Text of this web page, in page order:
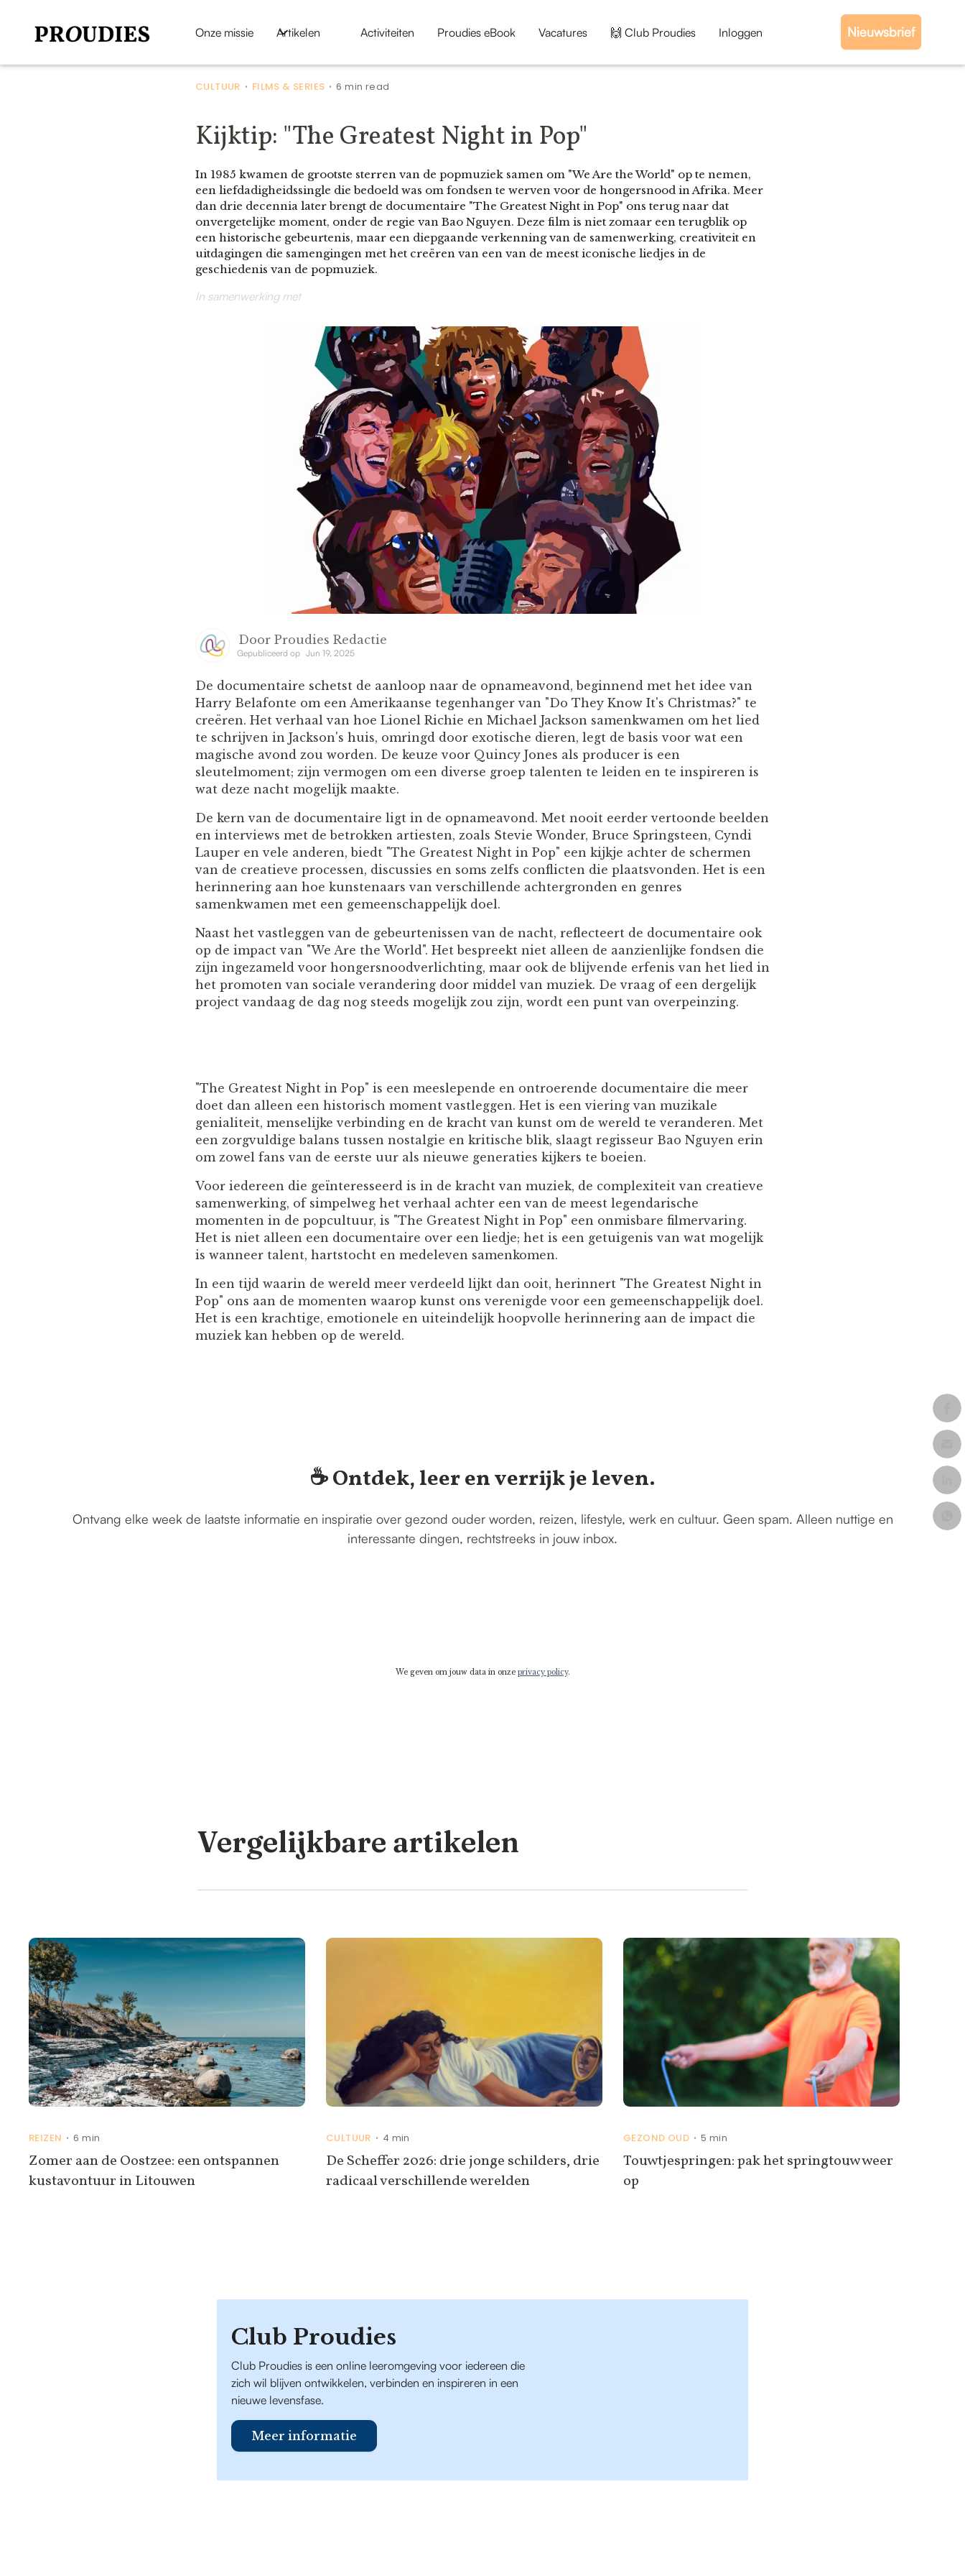
Onze missie Artikelen Activiteiten Proudies eBook Vacatures 🙌 Club Proudies Inloggen Nieuwsbrief
CULTUUR • FILMS & SERIES •6 min read
Kijktip: "The Greatest Night in Pop"
In 1985 kwamen de grootste sterren van de popmuziek samen om "We Are the World" op te nemen,
een liefdadigheidssingle die bedoeld was om fondsen te werven voor de hongersnood in Afrika. Meer
dan drie decennia later brengt de documentaire "The Greatest Night in Pop" ons terug naar dat
onvergetelijke moment, onder de regie van Bao Nguyen. Deze film is niet zomaar een terugblik op
een historische gebeurtenis, maar een diepgaande verkenning van de samenwerking, creativiteit en
uitdagingen die samengingen met het creëren van een van de meest iconische liedjes in de
geschiedenis van de popmuziek.
In samenwerking met
Door Proudies Redactie
Gepubliceerd op Jun 19, 2025
De documentaire schetst de aanloop naar de opnameavond, beginnend met het idee van
Harry Belafonte om een Amerikaanse tegenhanger van "Do They Know It's Christmas?" te
creëren. Het verhaal van hoe Lionel Richie en Michael Jackson samenkwamen om het lied
te schrijven in Jackson's huis, omringd door exotische dieren, legt de basis voor wat een
magische avond zou worden. De keuze voor Quincy Jones als producer is een
sleutelmoment; zijn vermogen om een diverse groep talenten te leiden en te inspireren is
wat deze nacht mogelijk maakte.
De kern van de documentaire ligt in de opnameavond. Met nooit eerder vertoonde beelden
en interviews met de betrokken artiesten, zoals Stevie Wonder, Bruce Springsteen, Cyndi
Lauper en vele anderen, biedt "The Greatest Night in Pop" een kijkje achter de schermen
van de creatieve processen, discussies en soms zelfs conflicten die plaatsvonden. Het is een
herinnering aan hoe kunstenaars van verschillende achtergronden en genres
samenkwamen met een gemeenschappelijk doel.
Naast het vastleggen van de gebeurtenissen van de nacht, reflecteert de documentaire ook
op de impact van "We Are the World". Het bespreekt niet alleen de aanzienlijke fondsen die
zijn ingezameld voor hongersnoodverlichting, maar ook de blijvende erfenis van het lied in
het promoten van sociale verandering door middel van muziek. De vraag of een dergelijk
project vandaag de dag nog steeds mogelijk zou zijn, wordt een punt van overpeinzing.
"The Greatest Night in Pop" is een meeslepende en ontroerende documentaire die meer
doet dan alleen een historisch moment vastleggen. Het is een viering van muzikale
genialiteit, menselijke verbinding en de kracht van kunst om de wereld te veranderen. Met
een zorgvuldige balans tussen nostalgie en kritische blik, slaagt regisseur Bao Nguyen erin
om zowel fans van de eerste uur als nieuwe generaties kijkers te boeien.
Voor iedereen die geïnteresseerd is in de kracht van muziek, de complexiteit van creatieve
samenwerking, of simpelweg het verhaal achter een van de meest legendarische
momenten in de popcultuur, is "The Greatest Night in Pop" een onmisbare filmervaring.
Het is niet alleen een documentaire over een liedje; het is een getuigenis van wat mogelijk
is wanneer talent, hartstocht en medeleven samenkomen.
In een tijd waarin de wereld meer verdeeld lijkt dan ooit, herinnert "The Greatest Night in
Pop" ons aan de momenten waarop kunst ons verenigde voor een gemeenschappelijk doel.
Het is een krachtige, emotionele en uiteindelijk hoopvolle herinnering aan de impact die
muziek kan hebben op de wereld.
☕️ Ontdek, leer en verrijk je leven.
Ontvang elke week de laatste informatie en inspiratie over gezond ouder worden, reizen, lifestyle, werk en cultuur. Geen spam. Alleen nuttige en
interessante dingen, rechtstreeks in jouw inbox.
We geven om jouw data in onze privacy policy.
Vergelijkbare artikelen
REIZEN •6 min
Zomer aan de Oostzee: een ontspannen
kustavontuur in Litouwen
CULTUUR • 4 min
De Scheffer 2026: drie jonge schilders, drie
radicaal verschillende werelden
GEZOND OUD• 5 min
Touwtjespringen: pak het springtouw weer
op
Club Proudies
Club Proudies is een online leeromgeving voor iedereen die
zich wil blijven ontwikkelen, verbinden en inspireren in een
nieuwe levensfase.
Meer informatie